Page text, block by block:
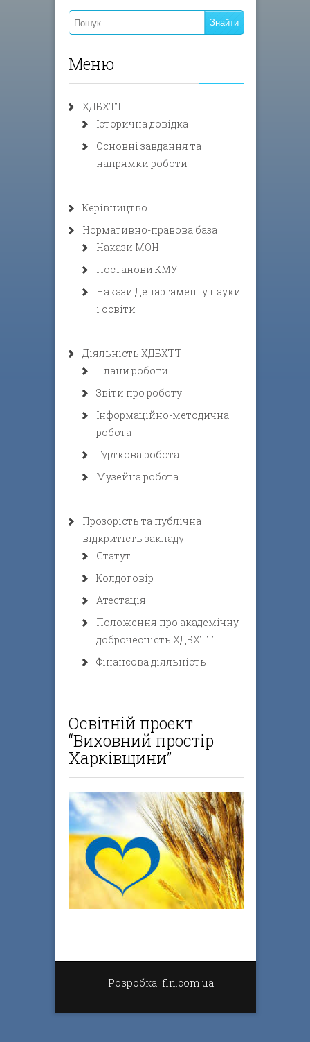
Меню
ХДБХТТ
Історична довідка
Основні завдання та
напрямки роботи
Керівництво
Нормативно-правова база
Накази МОН
Постанови КМУ
Накази Департаменту науки
і освіти
Діяльність ХДБХТТ
Плани роботи
Звіти про роботу
Інформаційно-методична
робота
Гурткова робота
Музейна робота
Прозорість та публічна
відкритість закладу
Статут
Колдоговір
Атестація
Положення про академічну
доброчесність ХДБХТТ
Фінансова діяльність
Освітній проект
“Виховний простір
Харківщини”
Розробка: fln.com.ua